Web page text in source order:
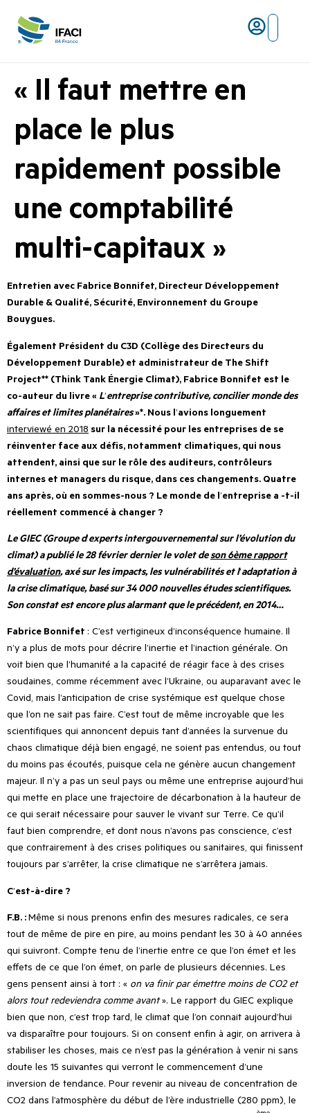
« Il faut mettre en
place le plus
rapidement possible
une comptabilité
multi-capitaux »
Entretien avec Fabrice Bonnifet, Directeur Développement
Durable & Qualité, Sécurité, Environnement du Groupe
Bouygues.
Également Président du C3D (Collège des Directeurs du
Développement Durable) et administrateur de The Shift
Project** (Think Tank Énergie Climat), Fabrice Bonnifet est le
co-auteur du livre « L’entreprise contributive, concilier monde des
affaires et limites planétaires»*. Nous l’avions longuement
interviewé en 2018 sur la nécessité pour les entreprises de se
réinventer face aux défis, notamment climatiques, qui nous
attendent, ainsi que sur le rôle des auditeurs, contrôleurs
internes et managers du risque, dans ces changements. Quatre
ans après, où en sommes-nous ? Le monde de l’entreprise a -t-il
réellement commencé à changer ?
Le GIEC (Groupe d’experts intergouvernemental sur l’évolution du
climat) a publié le 28 février dernier le volet deson 6ème rapport
d’évaluation, axé sur les impacts, les vulnérabilités et l’adaptation à
la crise climatique, basé sur 34 000 nouvelles études scientifiques.
Son constat est encore plus alarmant que le précédent, en 2014…
Fabrice Bonnifet : C’est vertigineux d’inconséquence humaine. Il
n’y a plus de mots pour décrire l’inertie et l’inaction générale. On
voit bien que l’humanité a la capacité de réagir face à des crises
soudaines, comme récemment avec l’Ukraine, ou auparavant avec le
Covid, mais l’anticipation de crise systémique est quelque chose
que l’on ne sait pas faire. C’est tout de même incroyable que les
scientifiques qui annoncent depuis tant d’années la survenue du
chaos climatique déjà bien engagé, ne soient pas entendus, ou tout
du moins pas écoutés, puisque cela ne génère aucun changement
majeur. Il n’y a pas un seul pays ou même une entreprise aujourd’hui
qui mette en place une trajectoire de décarbonation à la hauteur de
ce qui serait nécessaire pour sauver le vivant sur Terre. Ce qu’il
faut bien comprendre, et dont nous n’avons pas conscience, c’est
que contrairement à des crises politiques ou sanitaires, qui finissent
toujours par s’arrêter, la crise climatique ne s’arrêtera jamais.
C’est-à-dire ?
F.B. :Même si nous prenons enfin des mesures radicales, ce sera
tout de même de pire en pire, au moins pendant les 30 à 40 années
qui suivront. Compte tenu de l’inertie entre ce que l’on émet et les
effets de ce que l’on émet, on parle de plusieurs décennies. Les
gens pensent ainsi à tort : « on va finir par émettre moins de CO2 et
alors tout redeviendra comme avant». Le rapport du GIEC explique
bien que non, c’est trop tard, le climat que l’on connait aujourd’hui
va disparaître pour toujours. Si on consent enfin à agir, on arrivera à
stabiliser les choses, mais ce n’est pas la génération à venir ni sans
doute les 15 suivantes qui verront le commencement d’une
inversion de tendance. Pour revenir au niveau de concentration de
CO2 dans l’atmosphère du début de l’ère industrielle (280 ppm), le